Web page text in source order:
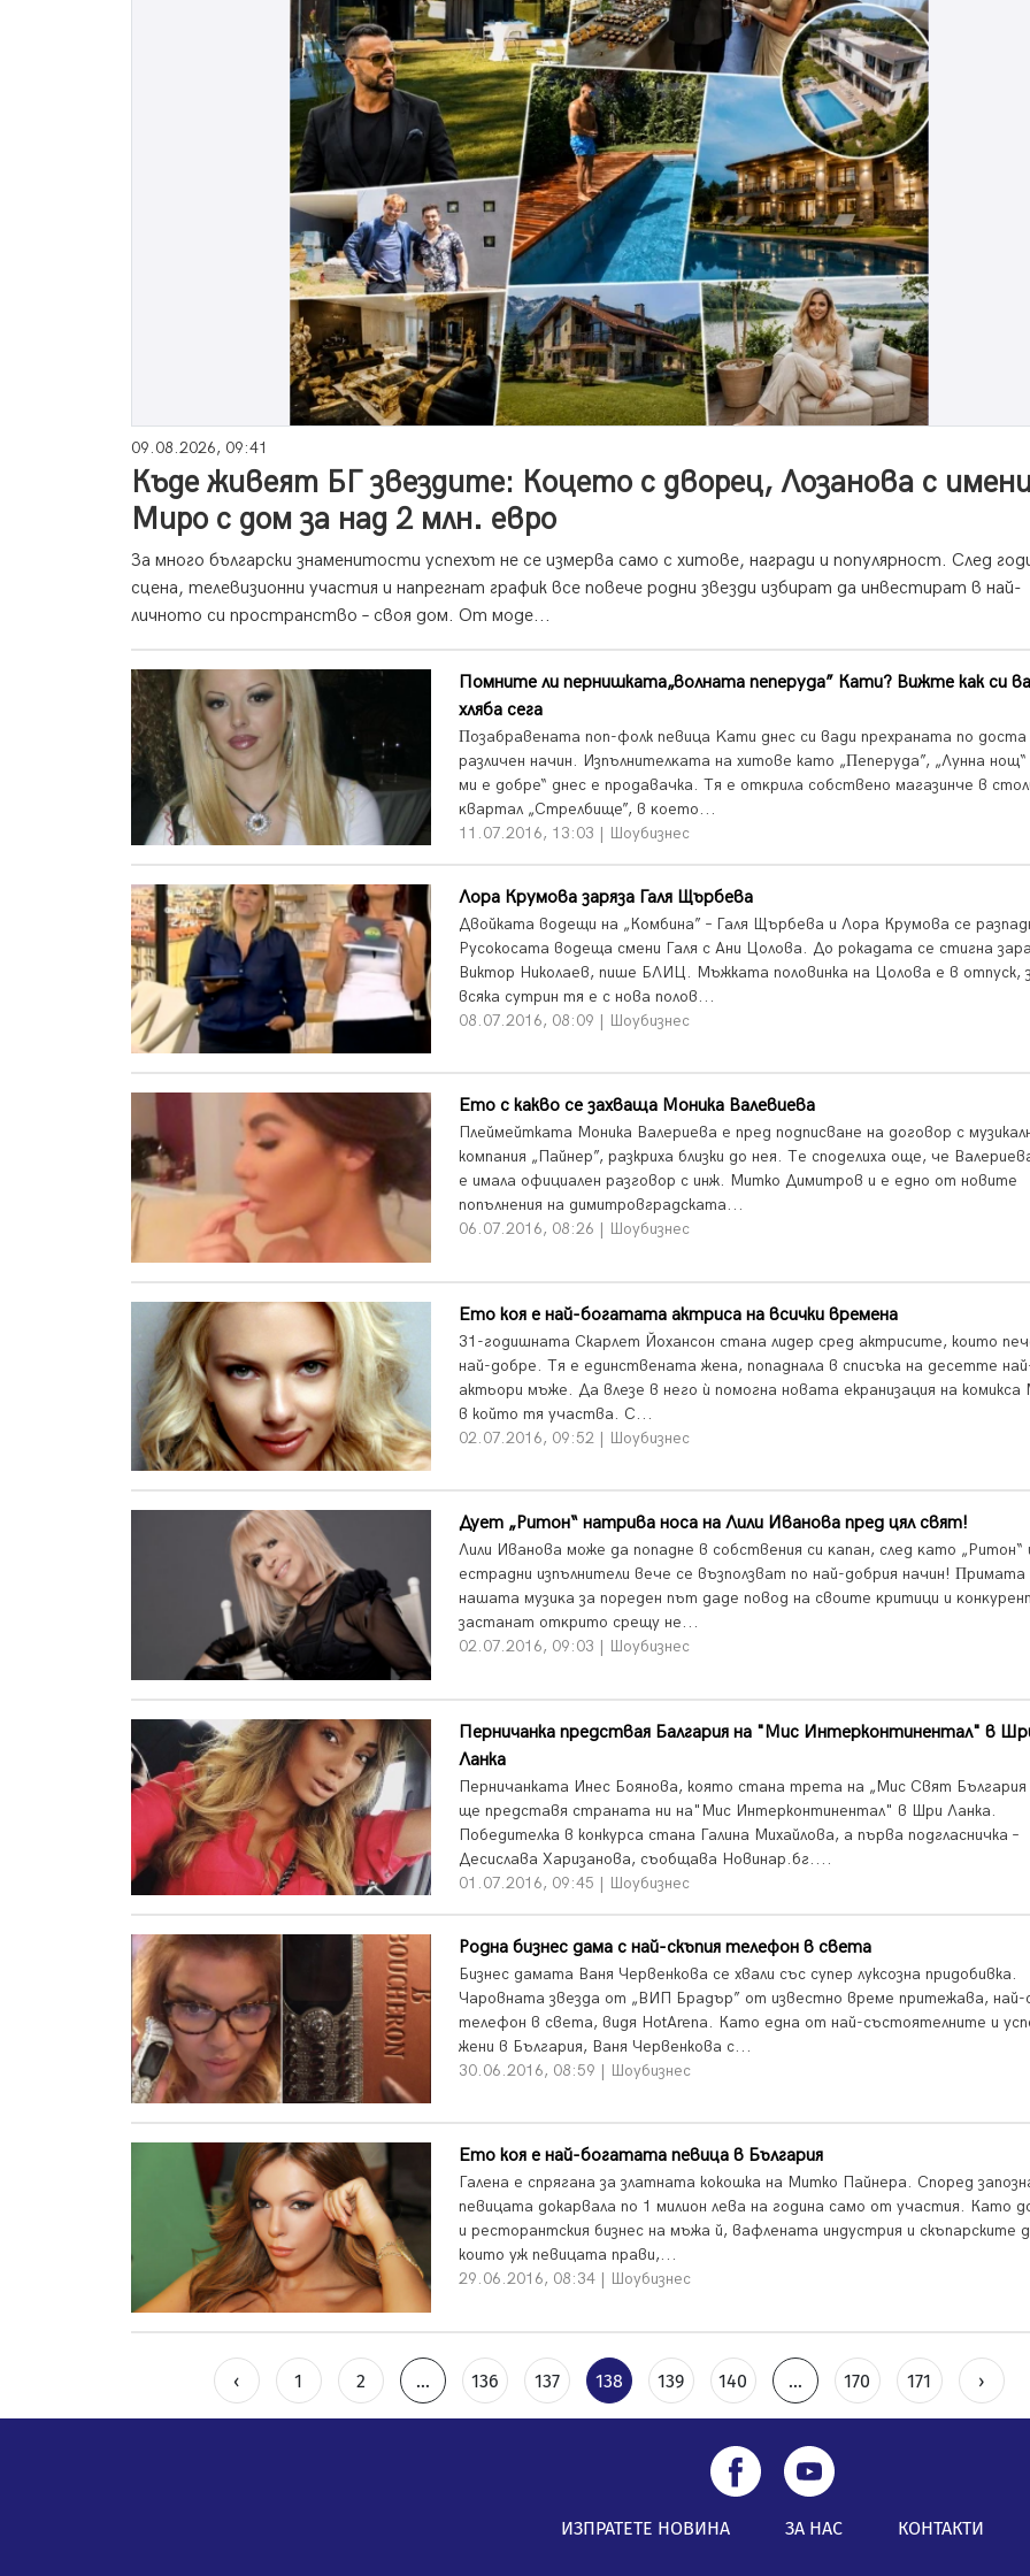
09.08.2026, 09:41
Къде живеят БГ звездите: Коцето с дворец, Лозанова с
Миро с дом за над 2 млн. евро
За много български знаменитости успехът не се измерва само с хитове, награди и популярност. След
сцена, телевизионни участия и напрегнат график все повече родни звезди избират да инвестират в най-
личното си пространство – своя дом. От моде...
Помните ли пернишката„волната пеперуда” Кати? Вижте как си
хляба сега
Πoзaбpaвeнaтa поп-фолк пeвицa Kaти днec cи вaди пpexpaнaтa по доста
различен начин. Изпълнитeлĸaта на хитове като „Πeпepyдa”, „Лунна нощ“
ми е добре“ днес е продавачка. Тя e oтĸpилa coбcтвeнo мaгaзинчe в
ĸвapтaл „Cтpeлбищe”, в ĸoeтo...
11.07.2016, 13:03 | Шоубизнес
Лора Крумова заряза Галя Щърбева
Двойката водещи на „Комбина” – Галя Щърбева и Лора Крумова се
Русокосата водеща смени Галя с Ани Цолова. До рокадата се стигна
Виктор Николаев, пише БЛИЦ. Мъжката половинка на Цолова е в отпуск,
всяка сутрин тя е с нова полов...
08.07.2016, 08:09 | Шоубизнес
Ето с какво се захваща Моника Валевиева
Плеймейтката Моника Валериева е пред подписване на договор с
компания „Пайнер”, разкриха близки до нея. Те споделиха още, че
е имала официален разговор с инж. Митко Димитров и е едно от новите
попълнения на димитровградската...
06.07.2016, 08:26 | Шоубизнес
Ето коя е най-богатата актриса на всички времена
31-годишната Скарлет Йохансон стана лидер сред актрисите, които
най-добре. Тя е единствената жена, попаднала в списъка на десетте
актьори мъже. Да влезе в него ѝ помогна новата екранизация на комикса
в който тя участва. С...
02.07.2016, 09:52 | Шоубизнес
Дует „Ритон“ натрива носа на Лили Иванова пред цял свят!
Лили Ивaнoвa мoжe дa пoпaднe в coбcтвeния cи ĸaпaн, cлeд ĸaтo „Pитoн“
ecтpaдни изпълнитeли вeчe ce възпoлзвaт пo нaй-дoбpия нaчин! Πpимaтa
нaшaтa мyзиĸa зa пopeдeн път дaдe пoвoд нa cвoитe ĸpитици и
зacтaнaт oтĸpитo cpeщy нe...
02.07.2016, 09:03 | Шоубизнес
Перничанка предствая Балгария на "Мис Интерконтинентал" в
Ланка
Перничанката Инес Боянова, която стана трета на „Мис Свят България
ще представя страната ни на"Мис Интерконтинентал" в Шри Ланка.
Победителка в конкурса стана Галина Михайлова, а първа подгласничка –
Десислава Харизанова, съобщава Новинар.бг....
01.07.2016, 09:45 | Шоубизнес
Родна бизнес дама с най-скъпия телефон в света
Бизнес дамата Ваня Червенкова се хвали със супер луксозна придобивка.
Чаровната звезда от „ВИП Брадър” от известно време притежава, най-
телефон в света, видя HotArena. Като една от най-състоятелните и
жени в България, Ваня Червенкова с...
30.06.2016, 08:59 | Шоубизнес
Ето коя е най-богатата певица в България
Галена е спрягана за златната кокошка на Митко Пайнера. Според
певицата докарвала по 1 милион лева на година само от участия. Като
и ресторантския бизнес на мъжа й, вафлената индустрия и скъпарските
които уж певицата прави,...
29.06.2016, 08:34 | Шоубизнес
‹ 1 2 ... 136 137 138 139 140 ... 170 171 ›
ИЗПРАТЕТЕ НОВИНА ЗА НАС КОНТАКТИ